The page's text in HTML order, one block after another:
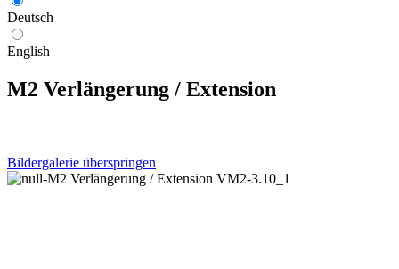
Deutsch
English
M2 Verlängerung / Extension
Bildergalerie überspringen